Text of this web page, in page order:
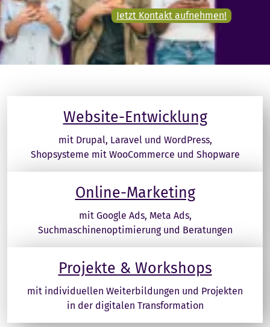
Jetzt Kontakt aufnehmen!
Website-Entwicklung
mit Drupal, Laravel und WordPress,
Shopsysteme mit WooCommerce und Shopware
Online-Marketing
mit Google Ads, Meta Ads,
Suchmaschinenoptimierung und Beratungen
Projekte & Workshops
mit individuellen Weiterbildungen und Projekten
in der digitalen Transformation